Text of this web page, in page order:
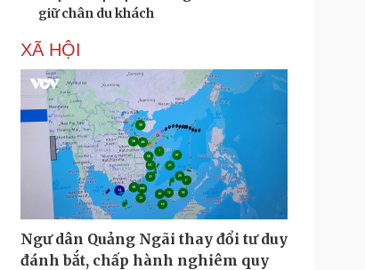
giữ chân du khách
XÃ HỘI
Ngư dân Quảng Ngãi thay đổi tư duy
đánh bắt, chấp hành nghiêm quy